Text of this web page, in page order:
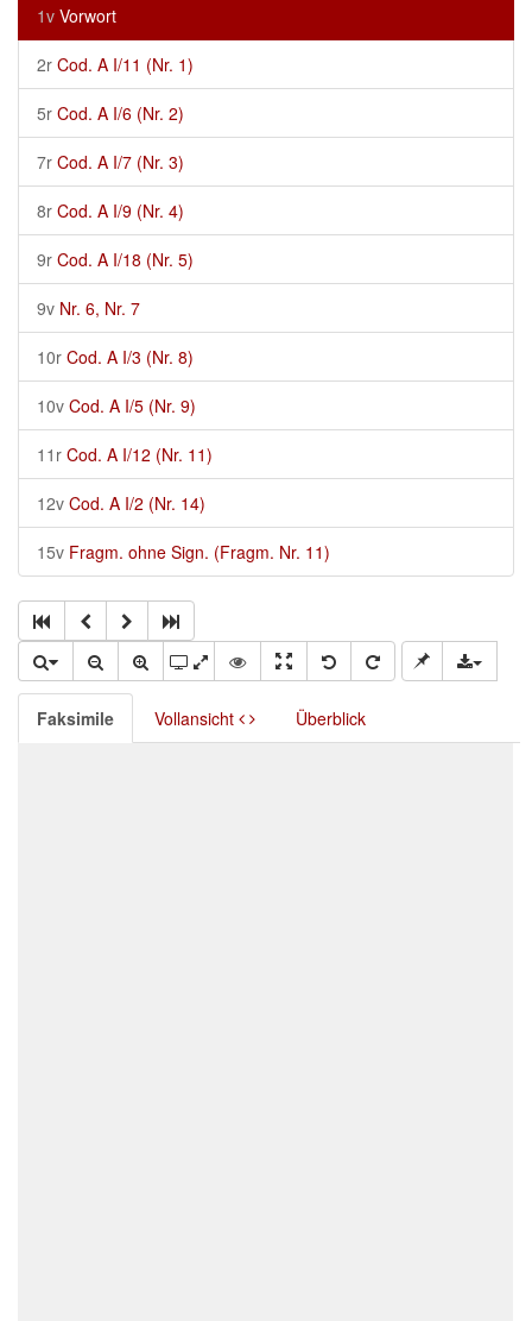
1v Vorwort
2r Cod. A I/11 (Nr. 1)
5r Cod. A I/6 (Nr. 2)
7r Cod. A I/7 (Nr. 3)
8r Cod. A I/9 (Nr. 4)
9r Cod. A I/18 (Nr. 5)
9v Nr. 6, Nr. 7
10r Cod. A I/3 (Nr. 8)
10v Cod. A I/5 (Nr. 9)
11r Cod. A I/12 (Nr. 11)
12v Cod. A I/2 (Nr. 14)
15v Fragm. ohne Sign. (Fragm. Nr. 11)
Faksimile Vollansicht Überblick